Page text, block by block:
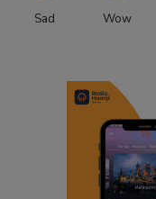
Sad Wow